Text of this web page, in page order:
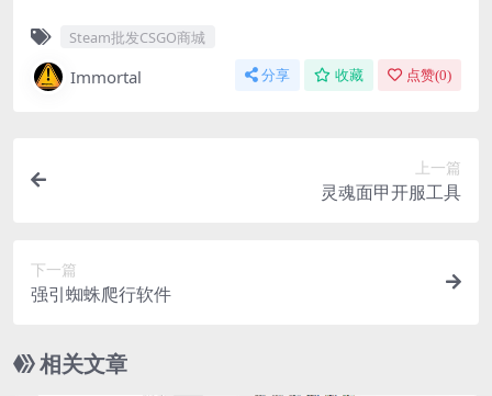
Steam批发CSGO商城
Immortal 分享 收藏 点赞(0)
上一篇
灵魂面甲开服工具
下一篇
强引蜘蛛爬行软件
相关文章